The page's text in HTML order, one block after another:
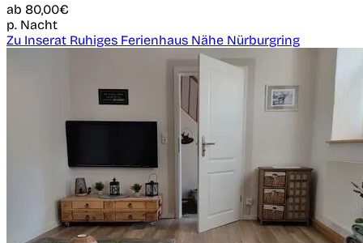
ab 80,00€
p. Nacht
Zu Inserat Ruhiges Ferienhaus Nähe Nürburgring